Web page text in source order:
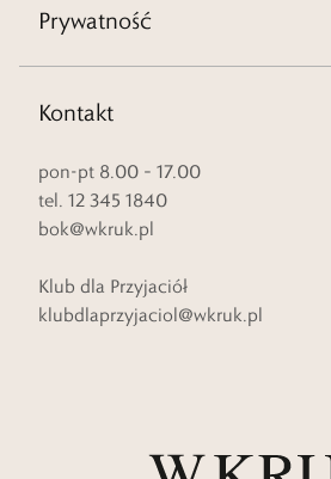
Prywatność
Kontakt
pon-pt 8.00 – 17.00
tel. 12 345 1840
bok@wkruk.pl
Klub dla Przyjaciół
klubdlaprzyjaciol@wkruk.pl